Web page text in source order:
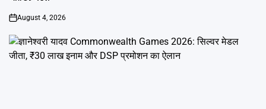
on
August 4, 2026